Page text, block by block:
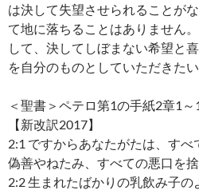
は決して失望させられることが
て地に落ちることはありません
して、決してしぼまない希望と
を自分のものとしていただきたい
＜聖書＞ペテロ第1の手紙2章1～
【新改訳2017】
2:1 ですからあなたがたは、すべ
偽善やねたみ、すべての悪口を捨
2:2 生まれたばかりの乳飲み子